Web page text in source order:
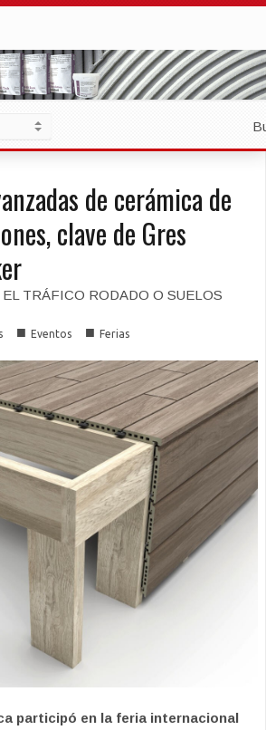
de cerámica de
clave de Gres
TRÁFICO RODADO O SUELOS
■ Eventos ■ Ferias
participó en la feria internacional